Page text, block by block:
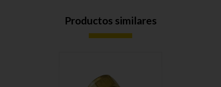
Productos similares